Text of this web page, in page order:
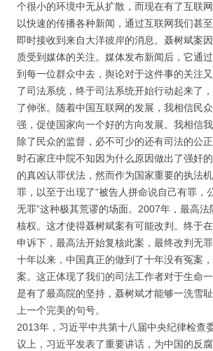
个很小的环境中无从扩散，而现在有了互联
以快速的传播各种新闻，通过互联网我们甚
即时接收到来自大洋彼岸的消息。聂树斌案
质受到媒体的关注。媒体发布新闻后，它通
到每一位群众中去，舆论对于这件事的关注
了司法系统，终于司法系统开始行动起来了
了伸张。随着中国互联网的发展，我相信民
强，促使国家向一个好的方向发展。我相信我
除了民众的监督，必不可少的还有司法的公
时石家庄中院不知因为什么原因做出了强奸
的真凶认罪伏法，然而作为国家重要的执法
罪，以至于出现了“被告人拼命说自己有罪，
无罪”这种极其荒谬的场面。2007年，最高法
核权。这才使得聂树斌案有可能改判。终于
申诉下，最高法开始复核此案，最终改判无
十年以来，中国真正的做到了十年没有冤案
案。这正体现了我们的司法工作者对于生命
是有了最高院的坚持，聂树斌才能够一洗雪
上一个完美的句号。
2013年，习近平中共第十八届中央纪律检查
议上，习近平发表了重要讲话，为中国的反